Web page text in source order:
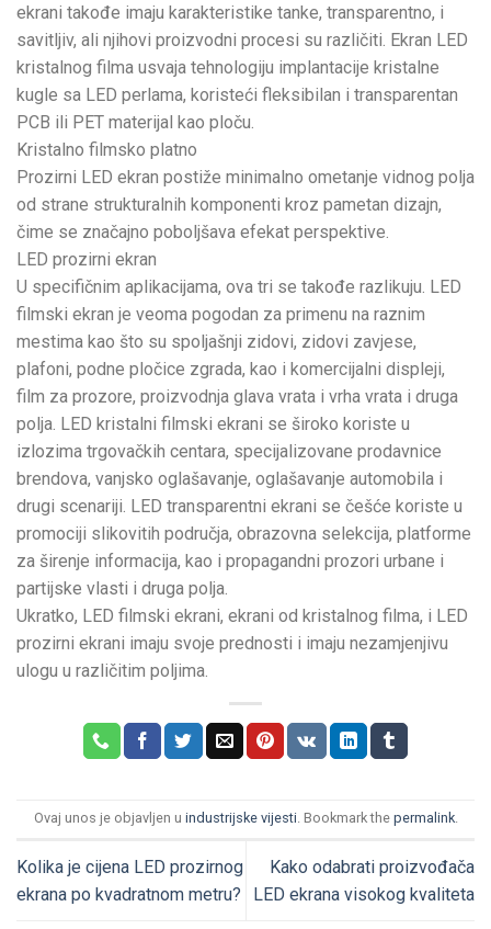
ekrani takođe imaju karakteristike tanke, transparentno, i
savitljiv, ali njihovi proizvodni procesi su različiti. Ekran LED
kristalnog filma usvaja tehnologiju implantacije kristalne
kugle sa LED perlama, koristeći fleksibilan i transparentan
PCB ili PET materijal kao ploču.
Kristalno filmsko platno
Prozirni LED ekran postiže minimalno ometanje vidnog polja
od strane strukturalnih komponenti kroz pametan dizajn,
čime se značajno poboljšava efekat perspektive.
LED prozirni ekran
U specifičnim aplikacijama, ova tri se takođe razlikuju. LED
filmski ekran je veoma pogodan za primenu na raznim
mestima kao što su spoljašnji zidovi, zidovi zavjese,
plafoni, podne pločice zgrada, kao i komercijalni displeji,
film za prozore, proizvodnja glava vrata i vrha vrata i druga
polja. LED kristalni filmski ekrani se široko koriste u
izlozima trgovačkih centara, specijalizovane prodavnice
brendova, vanjsko oglašavanje, oglašavanje automobila i
drugi scenariji. LED transparentni ekrani se češće koriste u
promociji slikovitih područja, obrazovna selekcija, platforme
za širenje informacija, kao i propagandni prozori urbane i
partijske vlasti i druga polja.
Ukratko, LED filmski ekrani, ekrani od kristalnog filma, i LED
prozirni ekrani imaju svoje prednosti i imaju nezamjenjivu
ulogu u različitim poljima.
Ovaj unos je objavljen u industrijske vijesti. Bookmark the permalink.
Kolika je cijena LED prozirnog
ekrana po kvadratnom metru?
Kako odabrati proizvođača
LED ekrana visokog kvaliteta